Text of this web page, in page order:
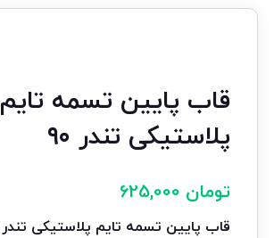
قاب پایین تسمه تایم
پلاستیکی تندر ۹۰
تومان
قاب پایین تسمه تایم پلاستیکی تندر